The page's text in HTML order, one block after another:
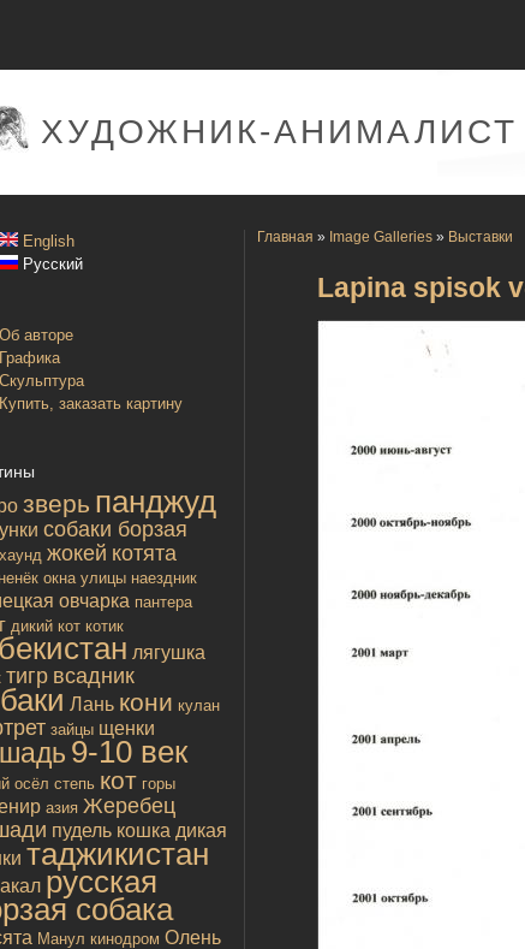
ХУДОЖНИК-
English
Русский
Об авторе
Графика
Скульптура
Купить, заказать картину
зверь панджуд
собаки борзая
жокей котята
окна улицы наездник
овчарка пантера
дикий кот котик
лягушка
тигр всадник
Лань кони кулан
зайцы щенки
9-10 век
осёл степь кот горы
азия Жеребец
пудель кошка дикая
таджикистан
русская
собака
Манул кинодром Олень
Главная » Image Galleries » Выставки
Lapina spisok